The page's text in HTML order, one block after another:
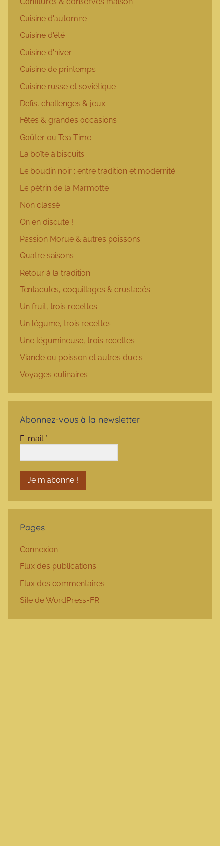
Cuisine d'automne
Cuisine d'été
Cuisine d'hiver
Cuisine de printemps
Cuisine russe et soviétique
Défis, challenges & jeux
Fêtes & grandes occasions
Goûter ou Tea Time
La boîte à biscuits
Le boudin noir : entre tradition et modernité
Le pétrin de la Marmotte
Non classé
On en discute !
Passion Morue & autres poissons
Quatre saisons
Retour à la tradition
Tentacules, coquillages & crustacés
Un fruit, trois recettes
Un légume, trois recettes
Une légumineuse, trois recettes
Viande ou poisson et autres duels
Voyages culinaires
Abonnez-vous à la newsletter
E-mail *
Pages
Connexion
Flux des publications
Flux des commentaires
Site de WordPress-FR